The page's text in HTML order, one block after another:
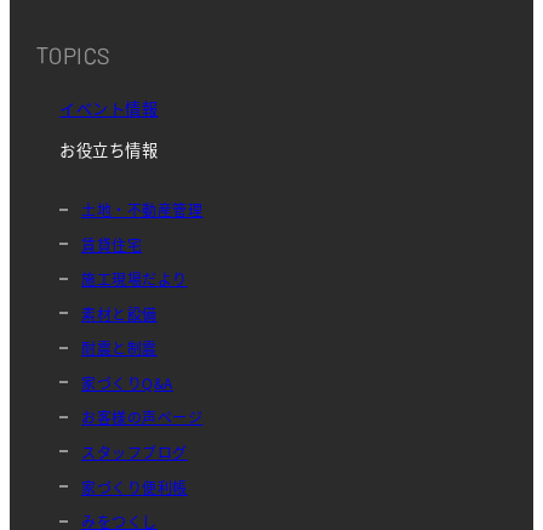
TOPICS
イベント情報
お役立ち情報
土地・不動産管理
賃貸住宅
施工現場だより
素材と設備
耐震と制震
家づくりQ&A
お客様の声ページ
スタッフブログ
家づくり便利帳
みをつくし